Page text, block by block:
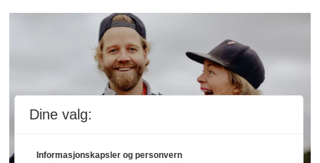
Dine valg:
Informasjonskapsler og personvern